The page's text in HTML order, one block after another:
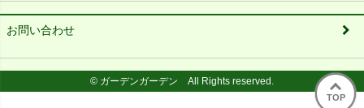
お問い合わせ
© ガーデンガーデン All Rights reserved.
TOP